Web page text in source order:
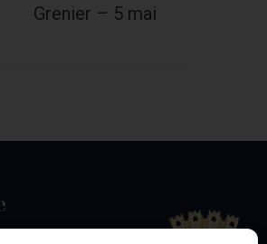
Grenier – 5 mai